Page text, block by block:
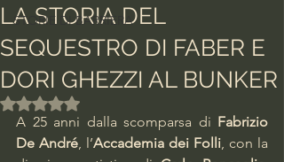
STORIE DI BARRIERA
LA STORIA DEL
SEQUESTRO DI FABER E
DORI GHEZZI AL BUNKER
Valutazione NaN stelle su 5.
A 25 anni dalla scomparsa di Fabrizio
De André, l’Accademia dei Folli, con la